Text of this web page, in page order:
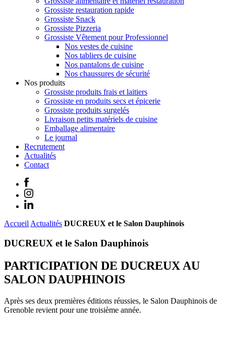
Grossiste restauration rapide
Grossiste Snack
Grossiste Pizzeria
Grossiste Vêtement pour Professionnel
Nos vestes de cuisine
Nos tabliers de cuisine
Nos pantalons de cuisine
Nos chaussures de sécurité
Nos produits
Grossiste produits frais et laitiers
Grossiste en produits secs et épicerie
Grossiste produits surgelés
Livraison petits matériels de cuisine
Emballage alimentaire
Le journal
Recrutement
Actualités
Contact
Accueil Actualités DUCREUX et le Salon Dauphinois
DUCREUX et le Salon Dauphinois
PARTICIPATION DE DUCREUX AU
SALON DAUPHINOIS
Après ses deux premières éditions réussies, le Salon Dauphinois de
Grenoble revient pour une troisième année.